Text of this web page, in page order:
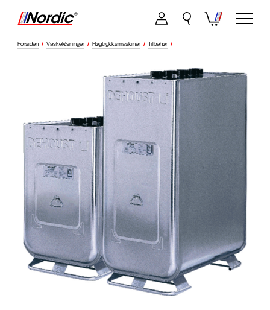
Forsiden / Vaskeløsninger / Høytrykksmaskiner / Tilbehør /